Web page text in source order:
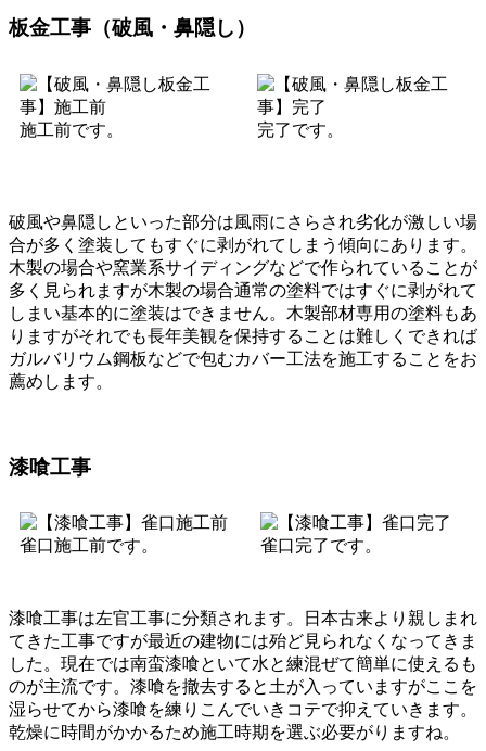
板金工事（破風・鼻隠し）
施工前です。 完了です。
破風や鼻隠しといった部分は風雨にさらされ劣化が激しい場
合が多く塗装してもすぐに剥がれてしまう傾向にあります。
木製の場合や窯業系サイディングなどで作られていることが
多く見られますが木製の場合通常の塗料ではすぐに剥がれて
しまい基本的に塗装はできません。木製部材専用の塗料もあ
りますがそれでも長年美観を保持することは難しくできれば
ガルバリウム鋼板などで包むカバー工法を施工することをお
薦めします。
漆喰工事
雀口施工前です。 雀口完了です。
漆喰工事は左官工事に分類されます。日本古来より親しまれ
てきた工事ですが最近の建物には殆ど見られなくなってきま
した。現在では南蛮漆喰といて水と練混ぜて簡単に使えるも
のが主流です。漆喰を撤去すると土が入っていますがここを
湿らせてから漆喰を練りこんでいきコテで抑えていきます。
乾燥に時間がかかるため施工時期を選ぶ必要がりますね。